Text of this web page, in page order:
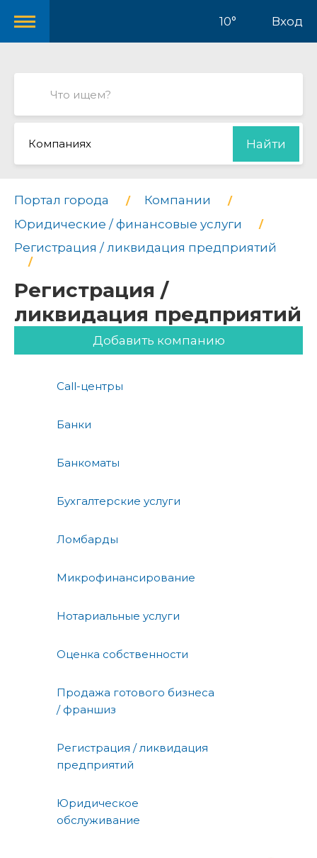
10° Вход
Компаниях Найти
Портал города
Компании
Юридические / финансовые услуги
Регистрация / ликвидация предприятий
Регистрация /
ликвидация предприятий
Добавить компанию
Call-центры
Банки
Банкоматы
Бухгалтерские услуги
Ломбарды
Микрофинансирование
Нотариальные услуги
Оценка собственности
Продажа готового бизнеса
/ франшиз
Регистрация / ликвидация
предприятий
Юридическое
обслуживание